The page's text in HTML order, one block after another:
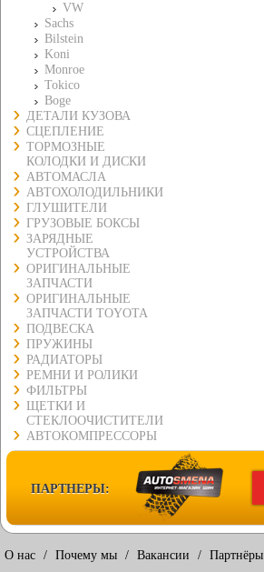
VW
Sachs
Bilstein
Koni
Monroe
Tokico
Boge
ДЕТАЛИ КУЗОВА
СЦЕПЛЕНИЕ
ТОРМОЗНЫЕ
КОЛОДКИ И ДИСКИ
АВТОМАСЛА
АВТОХОЛОДИЛЬНИКИ
ГЛУШИТЕЛИ
ГРУЗОВЫЕ БОКСЫ
ЗАРЯДНЫЕ
УСТРОЙСТВА
ОРИГИНАЛЬНЫЕ
ЗАПЧАСТИ
ОРИГИНАЛЬНЫЕ
ЗАПЧАСТИ TOYOTA
ПОДВЕСКА
ПРУЖИНЫ
РАДИАТОРЫ
РЕМНИ И РОЛИКИ
ФИЛЬТРЫ
ЩЕТКИ И
СТЕКЛООЧИСТИТЕЛИ
АВТОКОМПРЕССОРЫ
ПАРТНЕРЫ:
О нас / Почему мы / Вакансии / Партнёры